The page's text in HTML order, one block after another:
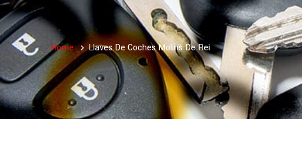
Home Llaves De Coches Molins De Rei